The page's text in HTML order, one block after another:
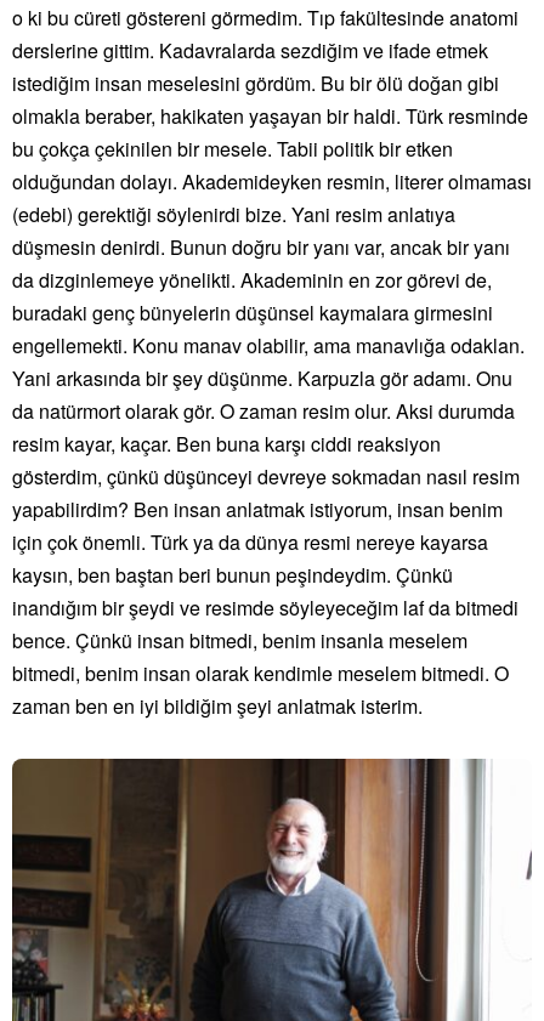
o ki bu cüreti göstereni görmedim. Tıp fakültesinde anatomi
derslerine gittim. Kadavralarda sezdiğim ve ifade etmek
istediğim insan meselesini gördüm. Bu bir ölü doğan gibi
olmakla beraber, hakikaten yaşayan bir haldi. Türk resminde
bu çokça çekinilen bir mesele. Tabii politik bir etken
olduğundan dolayı. Akademideyken resmin, literer olmaması
(edebi) gerektiği söylenirdi bize. Yani resim anlatıya
düşmesin denirdi. Bunun doğru bir yanı var, ancak bir yanı
da dizginlemeye yönelikti. Akademinin en zor görevi de,
buradaki genç bünyelerin düşünsel kaymalara girmesini
engellemekti. Konu manav olabilir, ama manavlığa odaklan.
Yani arkasında bir şey düşünme. Karpuzla gör adamı. Onu
da natürmort olarak gör. O zaman resim olur. Aksi durumda
resim kayar, kaçar. Ben buna karşı ciddi reaksiyon
gösterdim, çünkü düşünceyi devreye sokmadan nasıl resim
yapabilirdim? Ben insan anlatmak istiyorum, insan benim
için çok önemli. Türk ya da dünya resmi nereye kayarsa
kaysın, ben baştan beri bunun peşindeydim. Çünkü
inandığım bir şeydi ve resimde söyleyeceğim laf da bitmedi
bence. Çünkü insan bitmedi, benim insanla meselem
bitmedi, benim insan olarak kendimle meselem bitmedi. O
zaman ben en iyi bildiğim şeyi anlatmak isterim.